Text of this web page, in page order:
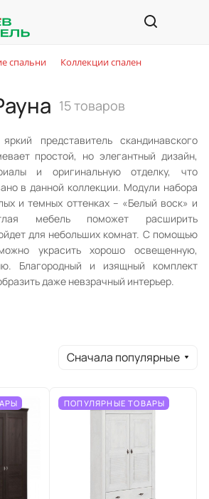
спальни
Коллекции спален
15 товаров
представитель скандинавского
простой, но элегантный дизайн,
и оригинальную отделку, что
в данной коллекции. Модули набора
и темных оттенках – «Белый воск» и
мебель поможет расширить
для небольших комнат. С помощью
украсить хорошо освещенную,
Благородный и изящный комплект
даже невзрачный интерьер.
Сначала популярные
ПОПУЛЯРНЫЕ ТОВАРЫ